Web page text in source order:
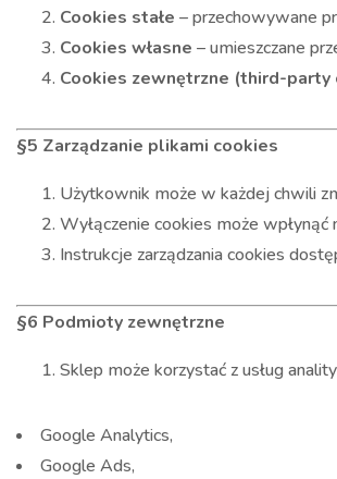
Cookies stałe – przechowywane
Cookies własne – umieszczane
Cookies zewnętrzne (third-party
§5 Zarządzanie plikami cookies
Użytkownik może w każdej chwili
Wyłączenie cookies może
Instrukcje zarządzania cookies
§6 Podmioty zewnętrzne
Sklep może korzystać z usług
Google Analytics,
Google Ads,